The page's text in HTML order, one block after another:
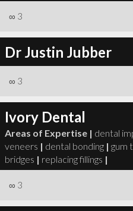
∞ 3
Dr Justin Jubber
∞ 3
Ivory Dental
Areas of Expertise | dental
veneers | dental bonding | gum
bridges | replacing fillings |
∞ 3